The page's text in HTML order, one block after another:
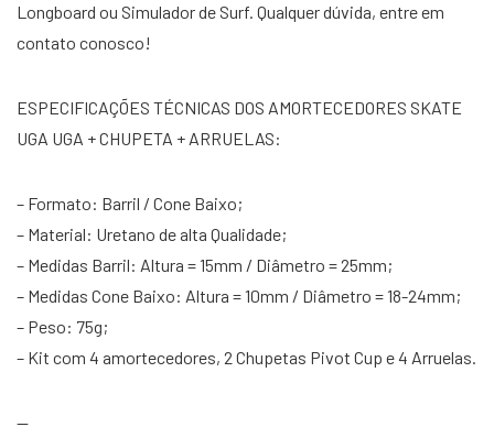
Longboard ou Simulador de Surf. Qualquer dúvida, entre em
contato conosco!
ESPECIFICAÇÕES TÉCNICAS DOS AMORTECEDORES SKATE
UGA UGA + CHUPETA + ARRUELAS:
– Formato: Barril / Cone Baixo;
– Material: Uretano de alta Qualidade;
– Medidas Barril: Altura = 15mm / Diâmetro = 25mm;
– Medidas Cone Baixo: Altura = 10mm / Diâmetro = 18-24mm;
– Peso: 75g;
– Kit com 4 amortecedores, 2 Chupetas Pivot Cup e 4 Arruelas.
—